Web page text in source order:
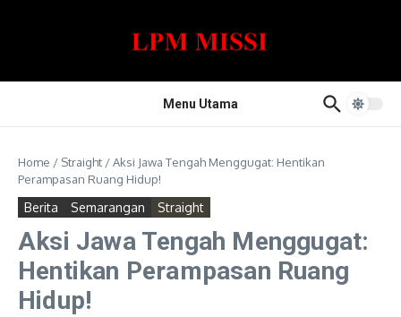
Menu Utama
Home / Straight /Aksi Jawa Tengah Menggugat: Hentikan
Perampasan Ruang Hidup!
Berita Semarangan Straight
Aksi Jawa Tengah Menggugat:
Hentikan Perampasan Ruang
Hidup!